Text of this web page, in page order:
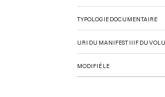
TYPOLOGIE DOCUMENTAIRE
URI DU MANIFEST IIIF DU
MODIFIÉ LE